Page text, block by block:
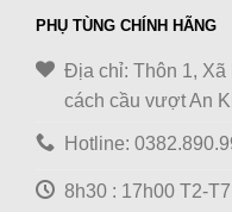
PHỤ TÙNG CHÍNH HÃNG
Địa chỉ: Thôn 1,
cách cầu vượt An
Hotline:
8h30 : 17h00 T2-T7